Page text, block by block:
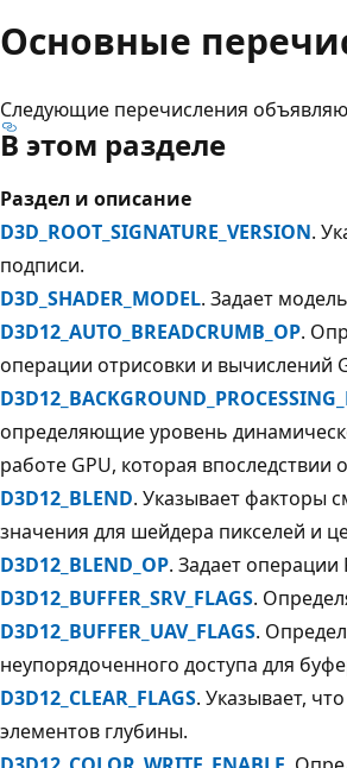
Основные
Следующие перечисления
В этом разделе
Раздел и описание
D3D_ROOT_SIGNATURE_VERSION.
подписи.
D3D_SHADER_MODEL. Задает
D3D12_AUTO_BREADCRUMB_OP.
операции отрисовки и вычислений
определяющие уровень
работе GPU, которая впоследствии
D3D12_BLEND. Указывает факторы
значения для шейдера пикселей и
D3D12_BLEND_OP. Задает
D3D12_BUFFER_SRV_FLAGS.
D3D12_BUFFER_UAV_FLAGS.
неупорядоченного доступа для
D3D12_CLEAR_FLAGS. Указывает,
элементов глубины.